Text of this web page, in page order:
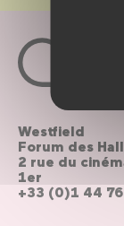
Westfield
Forum des
2 rue du
1er
+33 (0)1 44